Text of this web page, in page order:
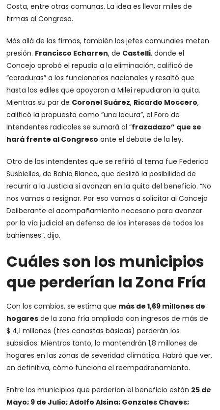
Costa, entre otras comunas. La idea es llevar miles de
firmas al Congreso.
Más allá de las firmas, también los jefes comunales meten
presión. Francisco Echarren, de Castelli, donde el
Concejo aprobó el repudio a la eliminación, calificó de
“caraduras” a los funcionarios nacionales y resaltó que
hasta los ediles que apoyaron a Milei repudiaron la quita.
Mientras su par de Coronel Suárez, Ricardo Moccero,
calificó la propuesta como “una locura”, el Foro de
Intendentes radicales se sumará al “frazadazo” que se
hará frente al Congreso ante el debate de la ley.
Otro de los intendentes que se refirió al tema fue Federico
Susbielles, de Bahía Blanca, que deslizó la posibilidad de
recurrir a la Justicia si avanzan en la quita del beneficio. “No
nos vamos a resignar. Por eso vamos a solicitar al Concejo
Deliberante el acompañamiento necesario para avanzar
por la vía judicial en defensa de los intereses de todos los
bahienses”, dijo.
Cuáles son los municipios
que perderían la Zona Fría
Con los cambios, se estima que más de 1,69 millones de
hogares de la zona fría ampliada con ingresos de más de
$ 4,1 millones (tres canastas básicas) perderán los
subsidios. Mientras tanto, lo mantendrán 1,8 millones de
hogares en las zonas de severidad climática. Habrá que ver,
en definitiva, cómo funciona el reempadronamiento.
Entre los municipios que perderían el beneficio están 25 de
Mayo; 9 de Julio; Adolfo Alsina; Gonzales Chaves;